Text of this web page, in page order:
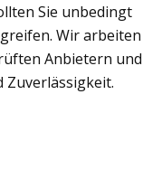
Sie unbedingt
Wir arbeiten
Anbietern und
Zuverlässigkeit.